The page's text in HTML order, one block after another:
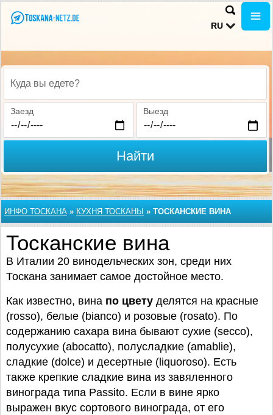
RU
Куда вы едете?
Заезд Выезд
Найти
ИНФО ТОСКАНА » КУХНЯ ТОСКАНЫ » ТОСКАНСКИЕ ВИНА
Тосканские вина
В Италии 20 винодельческих зон, среди них
Тоскана занимает самое достойное место.
Как известно, вина по цвету делятся на красные
(rosso), белые (bianco) и розовые (rosato). По
содержанию сахара вина бывают сухие (secco),
полусухие (abocatto), полусладкие (amablie),
сладкие (dolce) и десертные (liquoroso). Есть
также крепкие сладкие вина из завяленного
винограда типа Passito. Если в вине ярко
выражен вкус сортового винограда, от его